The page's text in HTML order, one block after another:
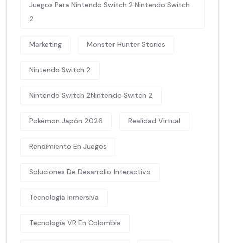
Juegos Para Nintendo Switch 2.Nintendo Switch
2
Marketing Monster Hunter Stories
Nintendo Switch 2
Nintendo Switch 2Nintendo Switch 2
Pokémon Japón 2026 Realidad Virtual
Rendimiento En Juegos
Soluciones De Desarrollo Interactivo
Tecnología Inmersiva
Tecnología VR En Colombia